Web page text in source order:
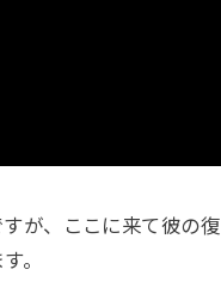
が、ここに来て彼の復
。